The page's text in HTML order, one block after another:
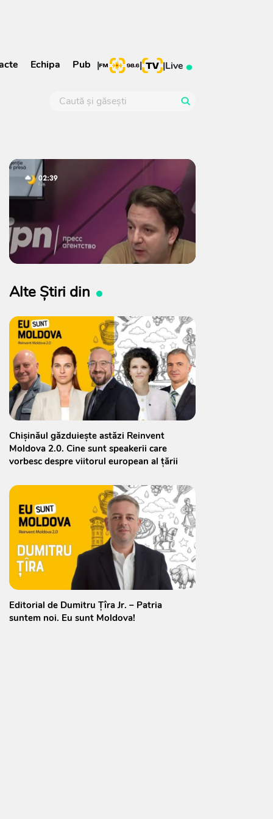
Echipa Pub | | |Live
Alte Știri din
Chișinăul găzduiește astăzi Reinvent
Moldova 2.0. Cine sunt speakerii care
vorbesc despre viitorul european al țării
Editorial de Dumitru Țîra Jr. – Patria
suntem noi. Eu sunt Moldova!